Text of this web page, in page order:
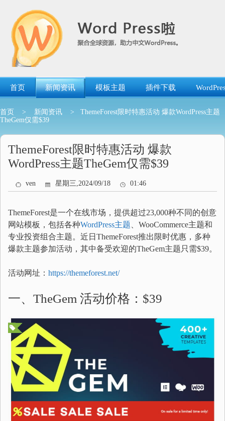
首页 新闻资讯 模板主题 插件下载
首页 > 新闻资讯
> ThemeForest限时特惠活动 爆款WordPress主题
TheGem仅需$39
ThemeForest限时特惠活动 爆款
WordPress主题TheGem仅需$39
ven 星期三,2024/09/18 01:46
ThemeForest是一个在线市场，提供超过23,000种不同的创意
网站模板，包括各种WordPress主题 、WooCommerce主题和
专业投资组合主题。近日ThemeForest推出限时优惠，多种
爆款主题参加活动，其中备受欢迎的TheGem主题只需$39。
活动网址： https://themeforest.net/
一、TheGem 活动价格：$39